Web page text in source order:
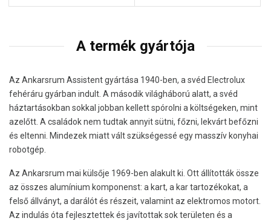
A termék gyártója
Az Ankarsrum Assistent gyártása 1940-ben, a svéd Electrolux
fehéráru gyárban indult. A második világháború alatt, a svéd
háztartásokban sokkal jobban kellett spórolni a költségeken, mint
azelőtt. A családok nem tudtak annyit sütni, főzni, lekvárt befőzni
és eltenni. Mindezek miatt vált szükségessé egy masszív konyhai
robotgép.
Az Ankarsrum mai külsője 1969-ben alakult ki. Ott állították össze
az összes alumínium komponenst: a kart, a kar tartozékokat, a
felső állványt, a darálót és részeit, valamint az elektromos motort.
Az indulás óta fejlesztettek és javítottak sok területen és a